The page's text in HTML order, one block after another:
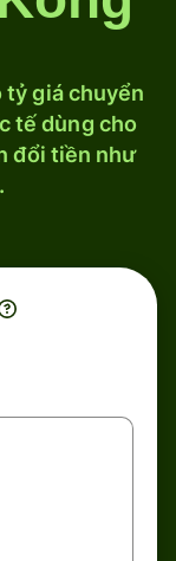
tỷ giá chuyển
tế dùng cho
đổi tiền như